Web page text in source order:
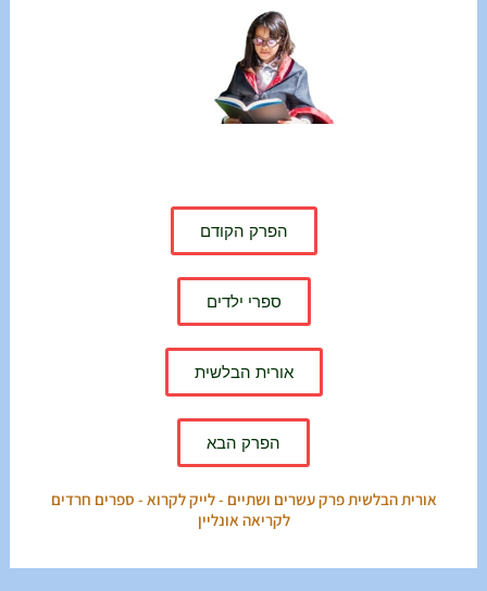
הפרק הקודם
ספרי ילדים
אורית הבלשית
הפרק הבא
אורית הבלשית פרק עשרים ושתיים - לייק לקרוא - ספרים חרדים
לקריאה אונליין